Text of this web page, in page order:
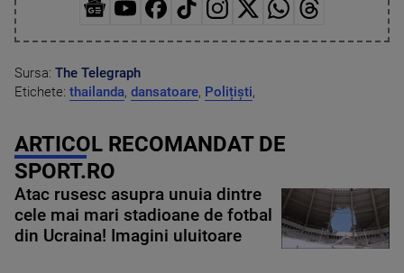
Sursa: The Telegraph
Etichete: thailanda, dansatoare, Polițiști,
ARTICOL RECOMANDAT DE
SPORT.RO
Atac rusesc asupra unuia dintre
cele mai mari stadioane de fotbal
din Ucraina! Imagini uluitoare